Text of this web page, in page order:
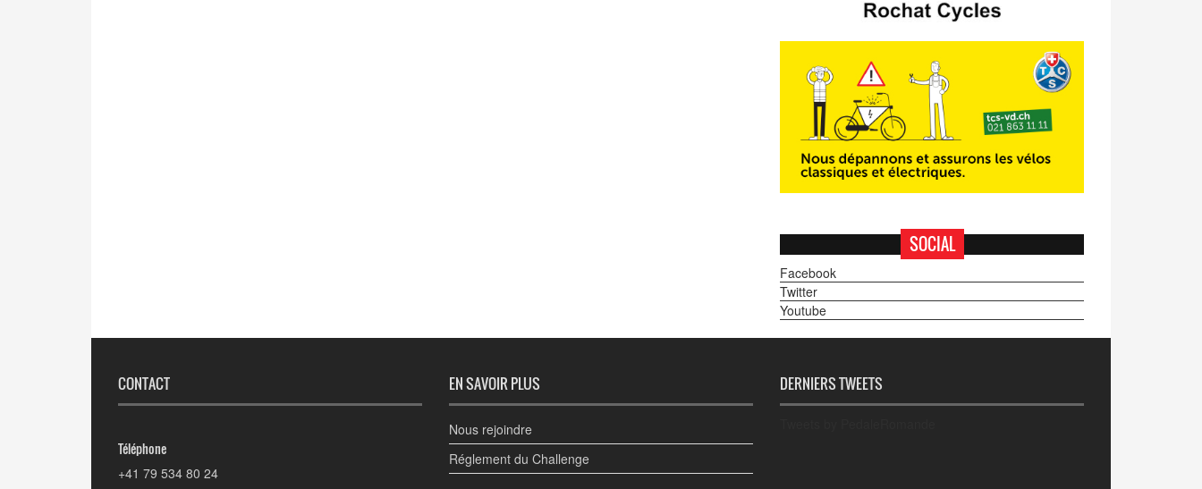
SOCIAL
Facebook
Twitter
Youtube
CONTACT
Téléphone
+41 79 534 80 24
EN SAVOIR PLUS
Nous rejoindre
Réglement du Challenge
DERNIERS TWEETS